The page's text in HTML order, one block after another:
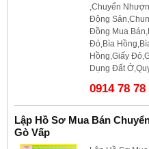
,Chuyển
Động
Đồng Mua
Đỏ,Bìa
Hồng,Giấy
Dụng Đất
0914 78
Lập Hồ Sơ Mua Bán
Gò Vấp